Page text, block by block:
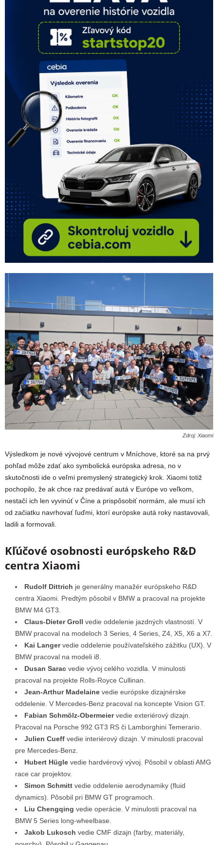
Zdroj: Xiaomi
Výsledkom je nové vývojové centrum v Mníchove , ktoré sa na prvý
pohľad môže zdať ako symbolická európska adresa, no v
skutočnosti ide o veľmi premyslený strategický krok. Xiaomi totiž
pochopilo, že ak chce raz predávať autá v Európe vo veľkom,
nestačí ich len vyvinúť v Číne a prispôsobiť normám, ale musí ich
od začiatku navrhovať ľuďmi, ktorí európske autá roky nastavovali,
ladili a formovali.
Kľúčové osobnosti európskeho R&D
centra Xiaomi
Rudolf Dittrich je generálny manažér európskeho R&D
centra Xiaomi. Predtým pôsobil v BMW a pracoval na projekte
BMW M4 GT3.
Claus-Dieter Groll vedie oddelenie jazdných vlastností. V
BMW pracoval na modeloch 3 Series, 4 Series, Z4, X5, X6 a X7.
Kai Langervedie oddelenie používateľského zážitku (UX). V
BMW pracoval na modeli i8.
Dusan Sarac vedie vývoj celého vozidla. V minulosti
pracoval na projekte Rolls-Royce Cullinan.
Jean-Arthur Madelaine vedie európske dizajnérske
oddelenie. V Mercedes-Benz pracoval na koncepte Vision GT.
Fabian Schmölz-Obermeiervedie exteriérový dizajn.
Pracoval na Porsche 992 GT3 RS či Lamborghini Temerario.
Julien Cueff vedie interiérový dizajn. V minulosti pracoval
pre Mercedes-Benz.
Hubert Hügle vedie hardvérový vývoj. Pôsobil v oblasti AMG
race car projektov.
Simon Schmitt vedie oddelenie aerodynamiky (fluid
dynamics). Pôsobil pri BMW GT programoch.
Liu Chengqing vedie operácie. V minulosti pracoval na
BMW 5 Series long-wheelbase.
Jakob Lukosch vedie CMF dizajn (farby, materiály,